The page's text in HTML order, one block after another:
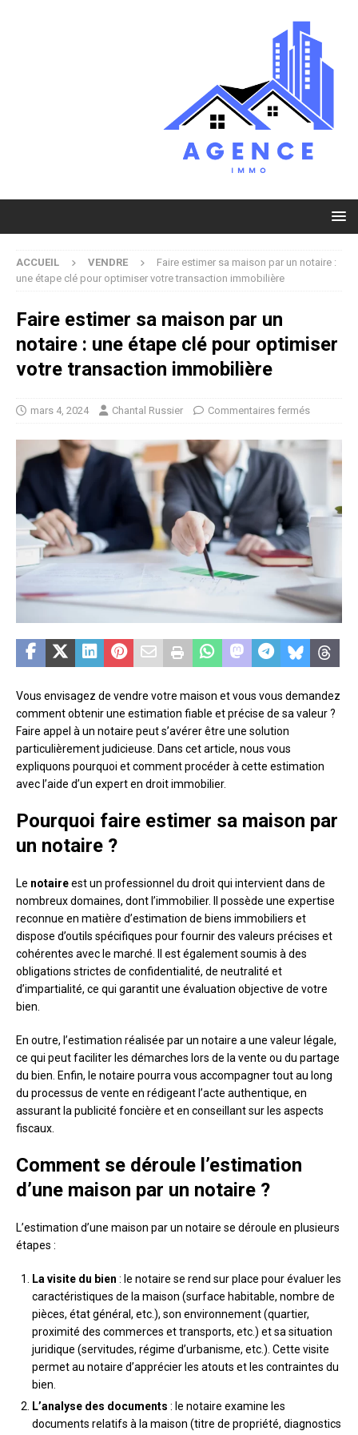
ACCUEIL VENDRE
Faire estimer sa maison par un notaire :
une étape clé pour optimiser votre transaction immobilière
Faire estimer sa maison par un
notaire : une étape clé pour optimiser
votre transaction immobilière
mars 4, 2024 Chantal Russier Commentaires fermés
Vous envisagez de vendre votre maison et vous vous demandez
comment obtenir une estimation fiable et précise de sa valeur ?
Faire appel à un notaire peut s’avérer être une solution
particulièrement judicieuse. Dans cet article, nous vous
expliquons pourquoi et comment procéder à cette estimation
avec l’aide d’un expert en droit immobilier.
Pourquoi faire estimer sa maison par
un notaire ?
Le notaireest un professionnel du droit qui intervient dans de
nombreux domaines, dont l’immobilier. Il possède une expertise
reconnue en matière d’estimation de biens immobiliers et
dispose d’outils spécifiques pour fournir des valeurs précises et
cohérentes avec le marché. Il est également soumis à des
obligations strictes de confidentialité, de neutralité et
d’impartialité, ce qui garantit une évaluation objective de votre
bien.
En outre, l’estimation réalisée par un notaire a une valeur légale,
ce qui peut faciliter les démarches lors de la vente ou du partage
du bien. Enfin, le notaire pourra vous accompagner tout au long
du processus de vente en rédigeant l’acte authentique, en
assurant la publicité foncière et en conseillant sur les aspects
fiscaux.
Comment se déroule l’estimation
d’une maison par un notaire ?
L’estimation d’une maison par un notaire se déroule en plusieurs
étapes :
La visite du bien : le notaire se rend sur place pour évaluer les
caractéristiques de la maison (surface habitable, nombre de
pièces, état général, etc.), son environnement (quartier,
proximité des commerces et transports, etc.) et sa situation
juridique (servitudes, régime d’urbanisme, etc.). Cette visite
permet au notaire d’apprécier les atouts et les contraintes du
bien.
L’analyse des documents : le notaire examine les
documents relatifs à la maison (titre de propriété, diagnostics